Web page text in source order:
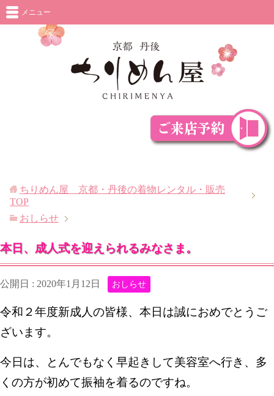
メニュー
ちりめん屋 京都・丹後の着物レンタル・販売
TOP
おしらせ
本日、成人式を迎えられるみなさま。
公開日 : 2020年1月12日 おしらせ
令和２年度新成人の皆様、本日は誠におめでとうご
ざいます。
今日は、とんでもなく早起きして美容室へ行き、多
くの方が初めて振袖を着るのですね。